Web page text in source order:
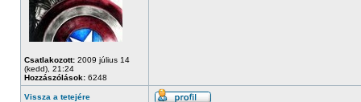
Csatlakozott: 2009 július 14
(kedd), 21:24
Hozzászólások: 6248
Vissza a tetejére